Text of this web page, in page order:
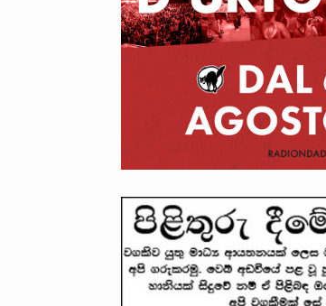
නම් නකතාවක්…
නිහඬව සිටින ලෙස තමාට දැනුම් දුන්…
සහ කුගන් මුරුගානන්දන් යාපනයේදී අතුරුදන්…
ප්‍රශ්න මේ සියලු ප්‍රශ්නවලට තනි…